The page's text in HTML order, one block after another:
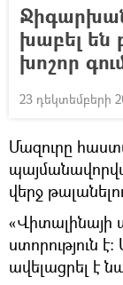
խաբել են
խոշոր
23 դեկտեմբերի
Մազուրը
վերջ
«Վիտալինայի
ստորություն
ավելացրել է